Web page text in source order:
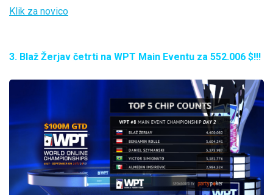
Klik za novico
3. Blaž Žerjav četrti na WPT Main Eventu za 552.006 $!!!